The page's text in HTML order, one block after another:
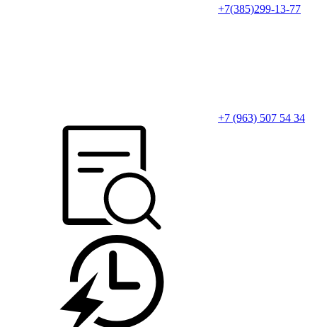
+7(385)299-13-77
+7 (963) 507 54 34